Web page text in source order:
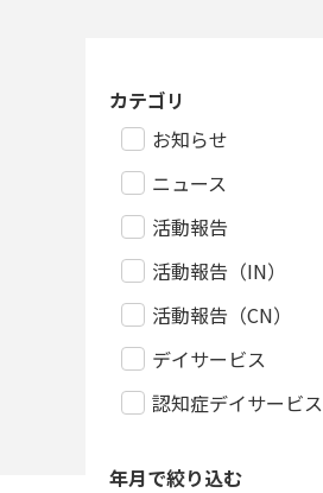
カテゴリ
お知らせ
ニュース
活動報告
活動報告（IN）
活動報告（CN）
デイサービス
認知症デイサービス
年月で絞り込む